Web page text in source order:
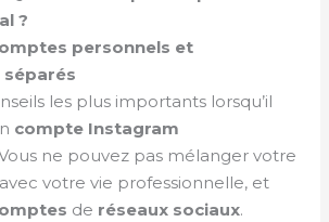
?
personnels et
les plus importants lorsqu’il
compte Instagram
ne pouvez pas mélanger votre
votre vie professionnelle, et
de réseaux sociaux.